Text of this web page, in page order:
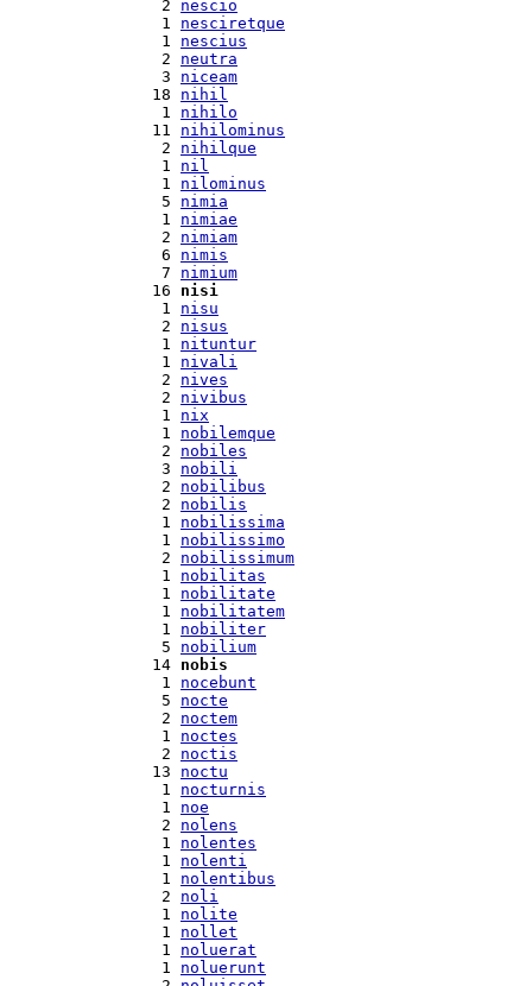
  2
nescio
  1
nesciretque
  1
nescius
  2
neutra
  3
niceam
18 nihil
  1
nihilo
11 nihilominus
  2
nihilque
  1
nil
  1
nilominus
  5
nimia
  1
nimiae
  2
nimiam
  6
nimis
  7
nimium
16 nisi
  1
nisu
  2
nisus
  1
nituntur
  1
nivali
  2
nives
  2
nivibus
  1
nix
  1
nobilemque
  2
nobiles
  3
nobili
  2
nobilibus
  2
nobilis
  1
nobilissima
  1
nobilissimo
  2
nobilissimum
  1
nobilitas
  1
nobilitate
  1
nobilitatem
  1
nobiliter
  5
nobilium
14 nobis
  1
nocebunt
  5
nocte
  2
noctem
  1
noctes
  2
noctis
13 noctu
  1
nocturnis
  1
noe
  2
nolens
  1
nolentes
  1
nolenti
  1
nolentibus
  2
noli
  1
nolite
  1
nollet
  1
noluerat
  1
noluerunt